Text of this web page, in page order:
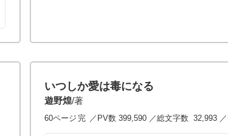
いつしか愛は毒になる
遊野煌/著
60ページ 完 ／PV数 399,590 ／総文字数 32,993